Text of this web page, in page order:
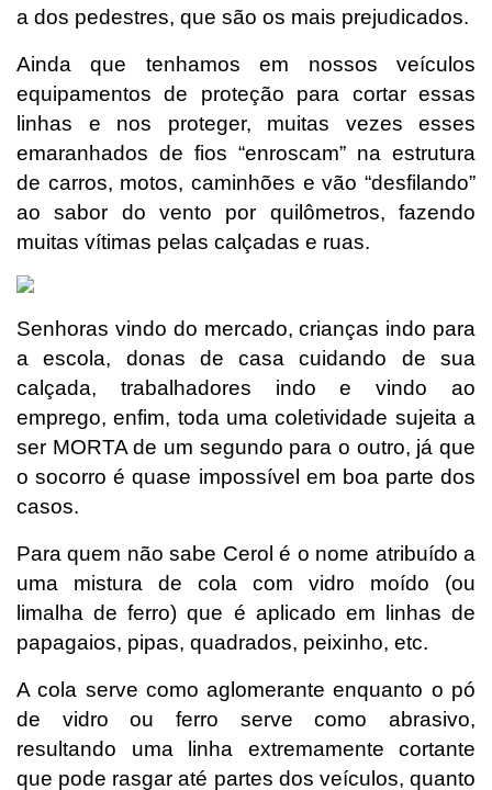
a dos pedestres, que são os mais prejudicados.
Ainda que tenhamos em nossos veículos
equipamentos de proteção para cortar essas
linhas e nos proteger, muitas vezes esses
emaranhados de fios “enroscam” na estrutura
de carros, motos, caminhões e vão “desfilando”
ao sabor do vento por quilômetros, fazendo
muitas vítimas pelas calçadas e ruas.
Senhoras vindo do mercado, crianças indo para
a escola, donas de casa cuidando de sua
calçada, trabalhadores indo e vindo ao
emprego, enfim, toda uma coletividade sujeita a
ser MORTA de um segundo para o outro, já que
o socorro é quase impossível em boa parte dos
casos.
Para quem não sabe Cerol é o nome atribuído a
uma mistura de cola com vidro moído (ou
limalha de ferro) que é aplicado em linhas de
papagaios, pipas, quadrados, peixinho, etc.
A cola serve como aglomerante enquanto o pó
de vidro ou ferro serve como abrasivo,
resultando uma linha extremamente cortante
que pode rasgar até partes dos veículos, quanto